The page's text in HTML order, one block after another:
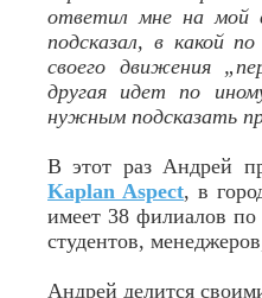
ответил мне на мой
подсказал, в какой
своего движения
другая идет по
нужным подсказать
В этот раз Андрей
Kaplan Aspect, в
имеет 38 филиалов по
студентов,
Андрей делится